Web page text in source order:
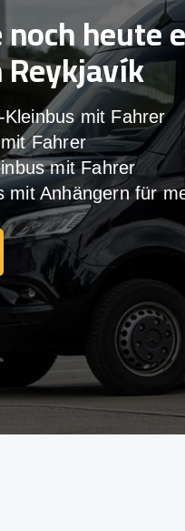
heute
mit Fahrer
Fahrer
mit Fahrer
mit Anhängern für